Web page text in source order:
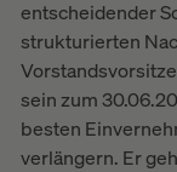
entscheidender
strukturierten
sein zum
besten
verlängern. Er